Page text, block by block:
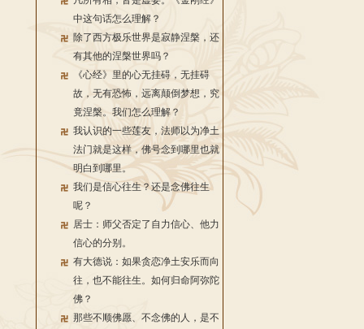
中这句话怎么理解？
除了西方极乐世界是寂静涅槃，还
有其他的涅槃世界吗？
《心经》里的心无挂碍，无挂碍
故，无有恐怖，远离颠倒梦想，究
竟涅槃。我们怎么理解？
我认识的一些莲友，法师以为净土
法门就是这样，佛号念到哪里也就
明白到哪里。
我们是信心往生？还是念佛往生
呢？
居士：师父否定了自力信心、他力
信心的分别。
有大德说：如果贪恋净土安乐而向
往，也不能往生。如何归命阿弥陀
佛？
那些不顺佛愿、不念佛的人，是不